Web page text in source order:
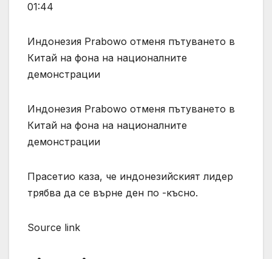
01:44
Индонезия Prabowo отменя пътуването в
Китай на фона на националните
демонстрации
Индонезия Prabowo отменя пътуването в
Китай на фона на националните
демонстрации
Прасетио каза, че индонезийският лидер
трябва да се върне ден по -късно.
Source link